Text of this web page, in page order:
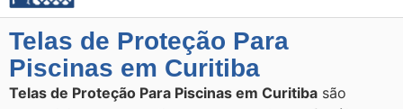
Telas de Proteção Para
Piscinas em Curitiba
Telas de Proteção Para Piscinas em Curitiba são